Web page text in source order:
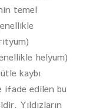
temel
helyum)
kaybı
ifade edilen bu
Yıldızların